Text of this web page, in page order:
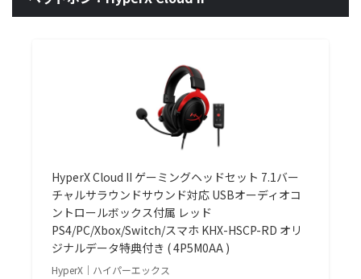
HyperX Cloud II ゲーミングヘッドセット 7.1バー
チャルサラウンドサウンド対応 USBオーディオコ
ントロールボックス付属 レッド
PS4/PC/Xbox/Switch/スマホ KHX-HSCP-RD オリ
ジナルデータ特典付き ( 4P5M0AA )
HyperX｜ハイパーエックス